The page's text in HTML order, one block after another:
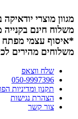
לתוכן
מגוון מוצרי
משלוח חינם בקנייה מעל ₪399 (לא כולל
*איסוף עצמי מפתח
משלוחים מהירים
שלח ווצאפ
050-9997396
תקנון ומדיניות
הצהרת נגישות
צור קשר